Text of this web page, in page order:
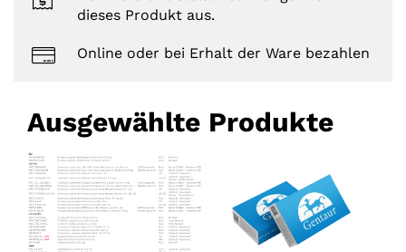
dieses Produkt aus.
Online oder bei Erhalt der Ware bezahlen
Ausgewählte Produkte